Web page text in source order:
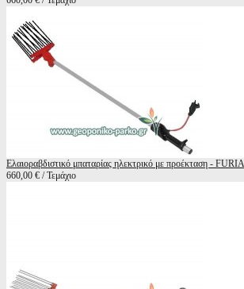
Ελαιοραβδιστικό μπαταρίας ηλεκτρικό με προέκταση -
660,00 € / Τεμάχιο